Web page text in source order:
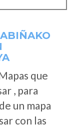
que
, para
un mapa
con las